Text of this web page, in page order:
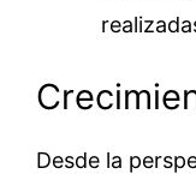
Desde la